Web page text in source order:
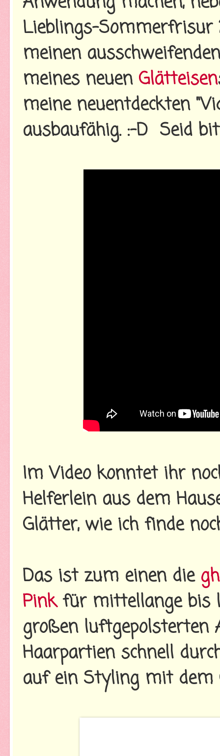
Lieblings-Sommerfrisur
meinen
meines neuen Glätteisen
meine neuentdeckten
ausbaufähig. :-D Seid
Im Video konntet ihr
Helferlein aus dem
Glätter, wie ich finde
Das ist zum einen die
Pinkfür mittellange bis
großen luftgepolsterten
Haarpartien schnell
auf ein Styling mit dem